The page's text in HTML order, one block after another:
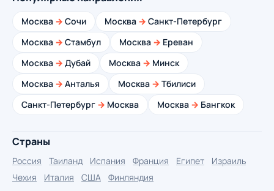
Москва → Сочи Москва → Санкт-Петербург
Москва → Стамбул Москва → Ереван
Москва → Дубай Москва → Минск
Москва → Анталья Москва → Тбилиси
Санкт-Петербург → Москва Москва → Бангкок
Страны
Россия Таиланд Испания Франция Египет
Израиль
Чехия
Италия США
Финляндия